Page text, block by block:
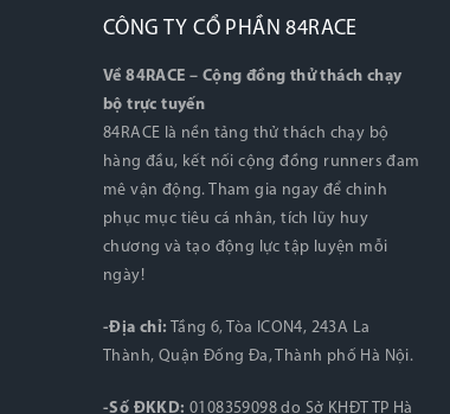
CÔNG TY CỔ PHẦN 84RACE
Về 84RACE – Cộng đồng thử thách chạy
bộ trực tuyến
84RACE là nền tảng thử thách chạy bộ
hàng đầu, kết nối cộng đồng runners đam
mê vận động. Tham gia ngay để chinh
phục mục tiêu cá nhân, tích lũy huy
chương và tạo động lực tập luyện mỗi
ngày!
-Địa chỉ: Tầng 6, Tòa ICON4, 243A La
Thành, Quận Đống Đa, Thành phố Hà Nội.
-Số ĐKKD: 0108359098 do Sở KHĐT TP Hà